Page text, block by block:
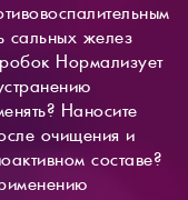
сальных желез
Нормализует
Наносите
очищения и
составе?